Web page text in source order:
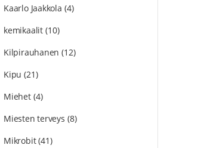
Kaarlo Jaakkola (4)
kemikaalit(10)
Kilpirauhanen (12)
Kipu (21)
Miehet(4)
Miesten terveys (8)
Mikrobit(41)